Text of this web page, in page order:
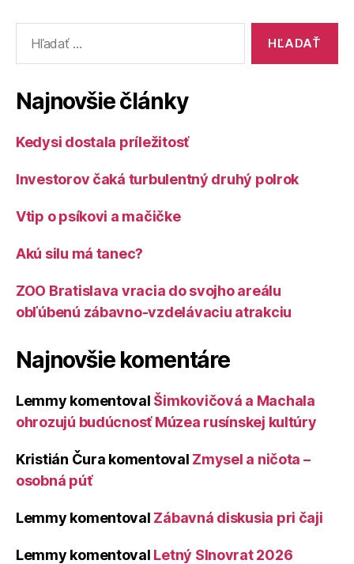
Najnovšie články
Kedysi dostala príležitosť
Investorov čaká turbulentný druhý polrok
Vtip o psíkovi a mačičke
Akú silu má tanec?
ZOO Bratislava vracia do svojho areálu
obľúbenú zábavno-vzdelávaciu atrakciu
Najnovšie komentáre
Lemmy komentoval Šimkovičová a Machala
ohrozujú budúcnosť Múzea rusínskej kultúry
Kristián Čura komentoval Zmysel a ničota –
osobná púť
Lemmy komentoval Zábavná diskusia pri čaji
Lemmy komentoval Letný Slnovrat 2026